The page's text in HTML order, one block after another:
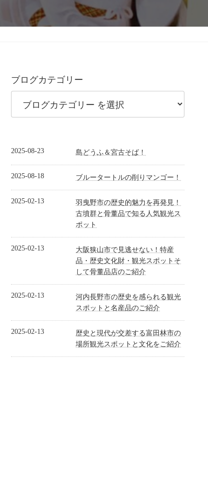
ブログカテゴリー
2025-08-23 島どうふ＆宮古そば！
2025-08-18 ブルータートルの削りマンゴー！
2025-02-13
羽曳野市の歴史的魅力を再発見！
古墳群と骨董品で知る人気観光ス
ポット
2025-02-13
大阪狭山市で見逃せない！特産
品・歴史文化財・観光スポットそ
して骨董品店のご紹介
2025-02-13
河内長野市の歴史を感られる観光
スポットと名産品のご紹介
2025-02-13
歴史と現代が交差する富田林市の
場所観光スポットと文化をご紹介